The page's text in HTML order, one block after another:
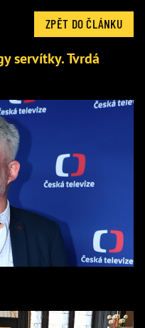
ZPĚT DO ČLÁNKU
servítky. Tvrdá